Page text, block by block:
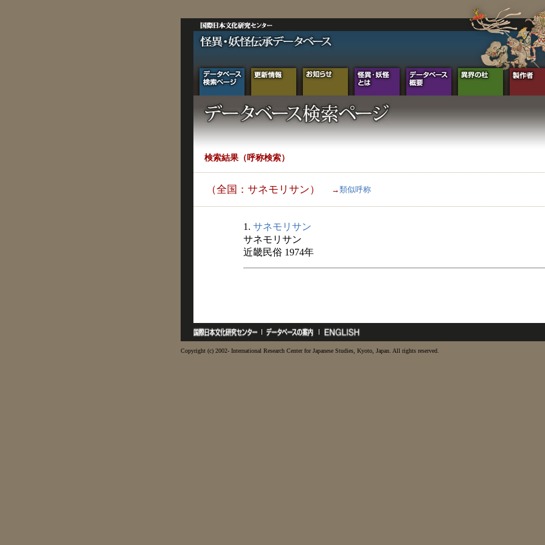
検索結果（呼称検索）
（全国：サネモリサン） →類似呼称
1. サネモリサン
サネモリサン
近畿民俗 1974年
Copyright (c) 2002- International Research Center for Japanese Studies, Kyoto, Japan. All rights reserved.